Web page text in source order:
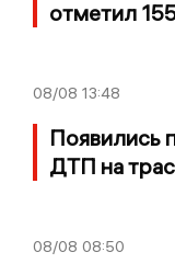
отметил
08/08 13:48
Появились
ДТП на
08/08 08:50